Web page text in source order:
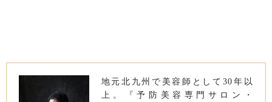
地元北九州で美容師として30年以
上。『予防美容専門サロン・